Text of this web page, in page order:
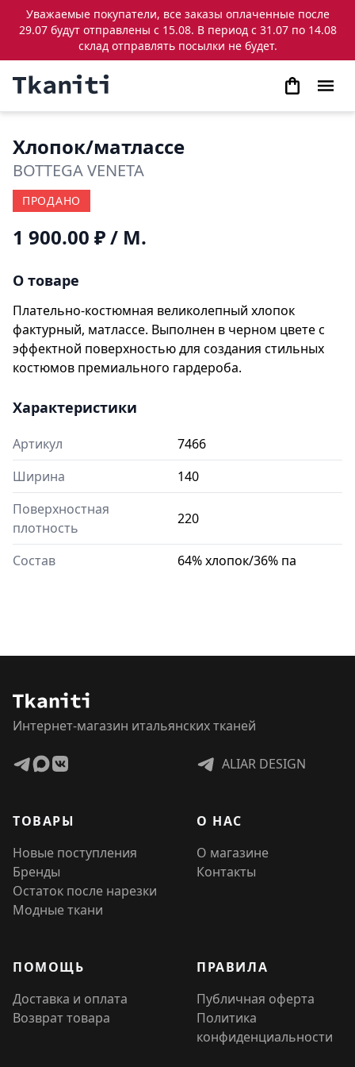
Уважаемые покупатели, все заказы оплаченные после
29.07 будут отправлены с 15.08. В период с 31.07 по 14.08
склад отправлять посылки не будет.
Хлопок/матлассе
BOTTEGA VENETA
ПРОДАНО
1 900.00 ₽/ М.
О товаре
Плательно-костюмная великолепный хлопок
фактурный, матлассе. Выполнен в черном цвете с
эффектной поверхностью для создания стильных
костюмов премиального гардероба.
Характеристики
Артикул
7466
Ширина
140
Поверхностная
плотность
220
Состав 64% хлопок/36% па
Интернет-магазин итальянских тканей
ALIAR DESIGN
ТОВАРЫ
Новые поступления
Бренды
Остаток после нарезки
Модные ткани
О НАС
О магазине
Контакты
ПОМОЩЬ
Доставка и оплата
Возврат товара
ПРАВИЛА
Публичная оферта
Политика
конфиденциальности